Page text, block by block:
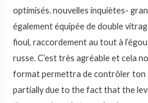
optimisés. nouvelles inquiètes-
également équipée de double
fioul, raccordement au tout à
russe. C’est très agréable et cela
format permettra de contrôler ton
partially due to the fact that the